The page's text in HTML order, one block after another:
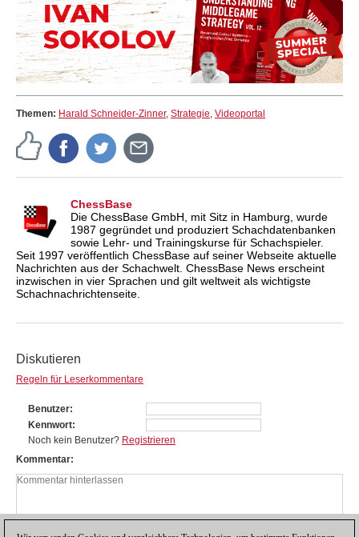
Themen: Harald Schneider-Zinner, Strategie, Videoportal
ChessBase
Die ChessBase GmbH, mit Sitz in Hamburg, wurde
1987 gegründet und produziert Schachdatenbanken
sowie Lehr- und Trainingskurse für Schachspieler.
Seit 1997 veröffentlich ChessBase auf seiner Webseite aktuelle
Nachrichten aus der Schachwelt. ChessBase News erscheint
inzwischen in vier Sprachen und gilt weltweit als wichtigste
Schachnachrichtenseite.
Diskutieren
Regeln für Leserkommentare
Benutzer
Kennwort
Noch kein Benutzer? Registrieren
Kommentar